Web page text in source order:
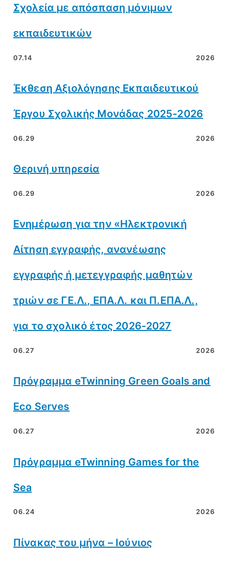
Σχολεία με απόσπαση μόνιμων
εκπαιδευτικών
07.14 2026
Έκθεση Αξιολόγησης Εκπαιδευτικού
Έργου Σχολικής Μονάδας 2025-2026
06.29 2026
Θερινή υπηρεσία
06.29 2026
Ενημέρωση για την «Ηλεκτρονική
Αίτηση εγγραφής, ανανέωσης
εγγραφής ή μετεγγραφής μαθητών
τριών σε ΓΕ.Λ., ΕΠΑ.Λ. και Π.ΕΠΑ.Λ.,
για το σχολικό έτος 2026-2027
06.27 2026
Πρόγραμμα eTwinning Green Goals and
Eco Serves
06.27 2026
Πρόγραμμα eTwinning Games for the
Sea
06.24 2026
Πίνακας του μήνα – Ιούνιος